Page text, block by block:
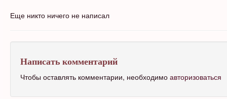
Еще никто ничего не написал
Написать комментарий
Чтобы оставлять комментарии, необходимо авторизоваться